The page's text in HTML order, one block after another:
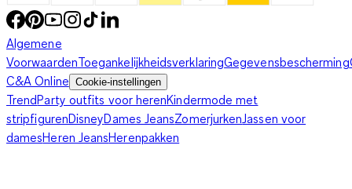
Algemene
VoorwaardenToegankelijkheidsverklaringGegevensbescherming
C&A Online Cookie-instellingen
TrendParty outfits voor herenKindermode met
stripfigurenDisneyDames JeansZomerjurkenJassen voor
damesHeren JeansHerenpakken